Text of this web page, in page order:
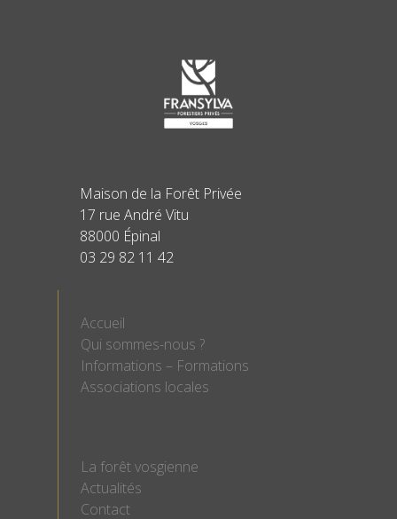
Maison de la Forêt Privée
17 rue André Vitu
88000 Épinal
03 29 82 11 42
Accueil
Qui sommes-nous ?
Informations – Formations
Associations locales
La forêt vosgienne
Actualités
Contact